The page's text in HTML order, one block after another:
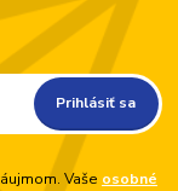
Prihlásiť sa
Vaše osobné